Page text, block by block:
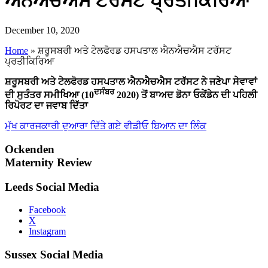
December 10, 2020
Home » ਸ਼ਰੂਸਬਰੀ ਅਤੇ ਟੇਲਫੋਰਡ ਹਸਪਤਾਲ ਐਨਐਚਐਸ ਟਰੱਸਟ
ਪ੍ਰਤੀਕਿਰਿਆ
ਸ਼ਰੂਸਬਰੀ ਅਤੇ ਟੇਲਫੋਰਡ ਹਸਪਤਾਲ ਐਨਐਚਐਸ ਟਰੱਸਟ ਨੇ ਜਣੇਪਾ ਸੇਵਾਵਾਂ
ਦੀ ਸੁਤੰਤਰ ਸਮੀਖਿਆ (10ਦਸੰਬਰ 2020) ਤੋਂ ਬਾਅਦ ਡੋਨਾ ਓਕੇਂਡੇਨ ਦੀ ਪਹਿਲੀ
ਰਿਪੋਰਟ ਦਾ ਜਵਾਬ ਦਿੱਤਾ
ਮੁੱਖ ਕਾਰਜਕਾਰੀ ਦੁਆਰਾ ਦਿੱਤੇ ਗਏ ਵੀਡੀਓ ਬਿਆਨ ਦਾ ਲਿੰਕ
Ockenden
Maternity Review
Leeds Social Media
Facebook
X
Instagram
Sussex Social Media